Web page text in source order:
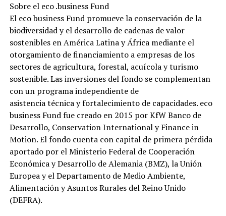
Sobre el eco .business Fund
El eco business Fund promueve la conservación de la
biodiversidad y el desarrollo de cadenas de valor
sostenibles en América Latina y África mediante el
otorgamiento de financiamiento a empresas de los
sectores de agricultura, forestal, acuícola y turismo
sostenible. Las inversiones del fondo se complementan
con un programa independiente de
asistencia técnica y fortalecimiento de capacidades. eco
business Fund fue creado en 2015 por KfW Banco de
Desarrollo, Conservation International y Finance in
Motion. El fondo cuenta con capital de primera pérdida
aportado por el Ministerio Federal de Cooperación
Económica y Desarrollo de Alemania (BMZ), la Unión
Europea y el Departamento de Medio Ambiente,
Alimentación y Asuntos Rurales del Reino Unido
(DEFRA).